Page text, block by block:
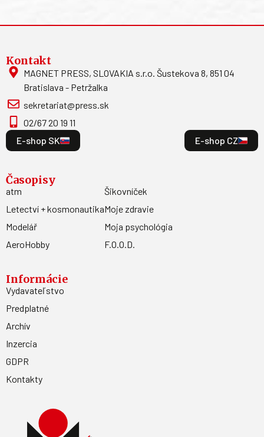
Kontakt
MAGNET PRESS, SLOVAKIA s.r.o. Šustekova 8, 851 04
Bratislava - Petržalka
sekretariat@press.sk
02/67 20 19 11
E-shop SK
E-shop CZ
Časopisy
atm
Letectví + kosmonautika
Modelář
AeroHobby
Šikovníček
Moje zdravie
Moja psychológia
F.O.O.D.
Informácie
Vydavateľstvo
Predplatné
Archív
Inzercia
GDPR
Kontakty